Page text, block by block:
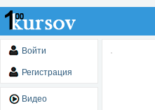
Войти
Регистрация
Видео